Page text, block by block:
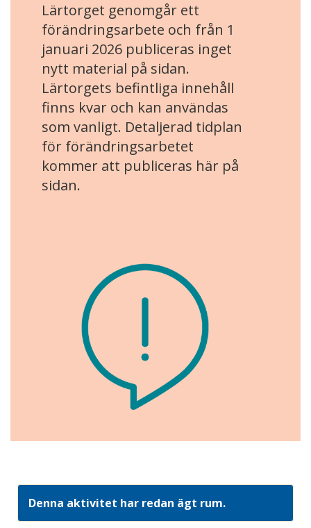
Lärtorget genomgår ett
förändringsarbete och från 1
januari 2026 publiceras inget
nytt material på sidan.
Lärtorgets befintliga innehåll
finns kvar och kan användas
som vanligt. Detaljerad tidplan
för förändringsarbetet
kommer att publiceras här på
sidan.
Denna aktivitet har redan ägt rum.